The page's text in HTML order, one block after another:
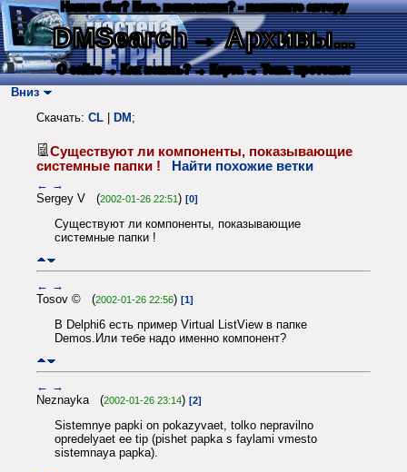
Нашли баг? Есть пожелания? - напишите автору
DMSearch→ Архивы...
О сайте → Как искать? → Карта → Текс. протокол
Вниз
Скачать: CL DM ;
Существуют ли компоненты, показывающие
системные папки !
Найти похожие ветки
← →
Sergey V (2002-01-26 22:51) [0]
Существуют ли компоненты, показывающие
системные папки !
← →
Tosov © (2002-01-26 22:56) [1]
В Delphi6 есть пример Virtual ListView в папке
Demos.Или тебе надо именно компонент?
← →
Neznayka (2002-01-26 23:14) [2]
Sistemnye papki on pokazyvaet, tolko nepravilno
opredelyaet ee tip (pishet papka s faylami vmesto
sistemnaya papka).